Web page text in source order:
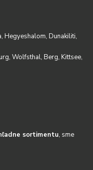
Hegyeshalom, Dunakiliti,
Wolfsthal, Berg, Kittsee,
sortimentu, sme